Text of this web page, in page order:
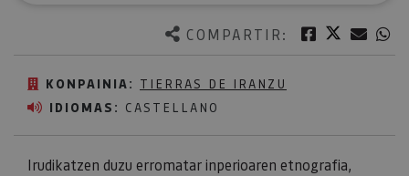
COMPARTIR: Facebook
Twitter
KONPAINIA: TIERRAS DE IRANZU
IDIOMAS: CASTELLANO
Irudikatzen duzu erromatar inperioaren etnografia,